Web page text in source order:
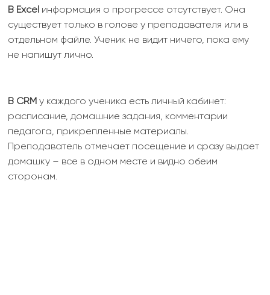
В Excel информация о прогрессе отсутствует. Она
существует только в голове у преподавателя или в
отдельном файле. Ученик не видит ничего, пока ему
не напишут лично.
В CRM у каждого ученика есть личный кабинет:
расписание, домашние задания, комментарии
педагога, прикрепленные материалы.
Преподаватель отмечает посещение и сразу выдает
домашку – все в одном месте и видно обеим
сторонам.